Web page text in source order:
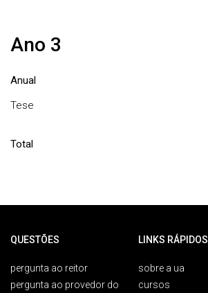
Ano 3
Anual
Tese
Total
QUESTÕES
pergunta ao reitor
pergunta ao provedor do
LINKS RÁPIDOS
sobre a ua
cursos